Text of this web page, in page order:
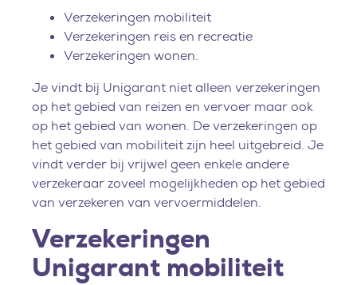
Verzekeringen mobiliteit
Verzekeringen reis en recreatie
Verzekeringen wonen.
Je vindt bij Unigarant niet alleen verzekeringen
op het gebied van reizen en vervoer maar ook
op het gebied van wonen. De verzekeringen op
het gebied van mobiliteit zijn heel uitgebreid. Je
vindt verder bij vrijwel geen enkele andere
verzekeraar zoveel mogelijkheden op het gebied
van verzekeren van vervoermiddelen.
Verzekeringen
Unigarant mobiliteit